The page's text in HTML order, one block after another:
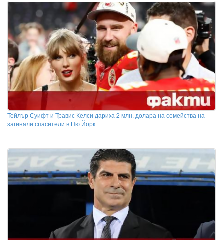
Тейлър Суифт и Травис Келси дариха 2 млн. долара на семейства на
загинали спасители в Ню Йорк